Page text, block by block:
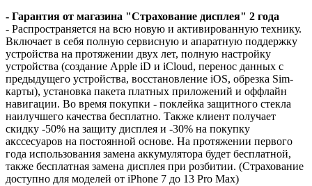
- Гарантия от магазина "Страхование дисплея" 2 года
- Распространяется на всю новую и активированную технику.
Включает в себя полную сервисную и апаратную поддержку
устройства на протяжении двух лет, полную настройку
устройства (создание Apple iD и iCloud, перенос данных с
предыдущего устройства, восстановление iOS, обрезка Sim-
карты), установка пакета платных приложений и оффлайн
навигации. Во время покупки - поклейка защитного стекла
наилучшего качества бесплатно. Также клиент получает
скидку -50% на защиту дисплея и -30% на покупку
акссесуаров на постоянной основе. На протяжении первого
года использования замена аккумулятора будет бесплатной,
также бесплатная замена дисплея при розбитии. (Страхование
доступно для моделей от iPhone 7 до 13 Pro Max)